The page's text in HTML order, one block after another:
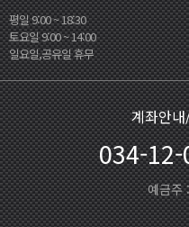
평일 9:00 ~ 18:30
토요일 9:00 ~ 14:00
일요일,공유일 휴무
계좌안
034-
예금주